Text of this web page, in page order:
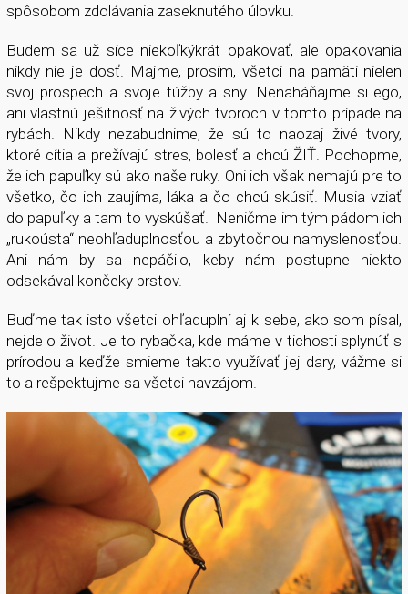
spôsobom zdolávania zaseknutého úlovku.
Budem sa už síce niekoľkýkrát opakovať, ale opakovania
nikdy nie je dosť. Majme, prosím, všetci na pamäti nielen
svoj prospech a svoje túžby a sny. Nenaháňajme si ego,
ani vlastnú ješitnosť na živých tvoroch v tomto prípade na
rybách. Nikdy nezabudnime, že sú to naozaj živé tvory,
ktoré cítia a prežívajú stres, bolesť a chcú ŽIŤ. Pochopme,
že ich papuľky sú ako naše ruky. Oni ich však nemajú pre to
všetko, čo ich zaujíma, láka a čo chcú skúsiť. Musia vziať
do papuľky a tam to vyskúšať. Neničme im tým pádom ich
„rukoústa“ neohľaduplnosťou a zbytočnou namyslenosťou.
Ani nám by sa nepáčilo, keby nám postupne niekto
odsekával končeky prstov.
Buďme tak isto všetci ohľaduplní aj k sebe, ako som písal,
nejde o život. Je to rybačka, kde máme v tichosti splynúť s
prírodou a keďže smieme takto využívať jej dary, vážme si
to a rešpektujme sa všetci navzájom.